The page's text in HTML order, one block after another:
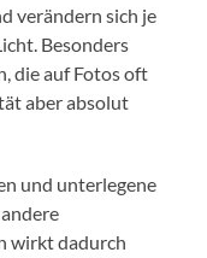
verändern sich je
Besonders
die auf Fotos oft
aber absolut
und unterlegene
wirkt dadurch